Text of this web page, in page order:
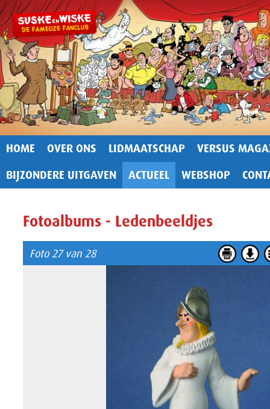
HOME OVER ONS LIDMAATSCHAP
VERSUS
BIJZONDERE UITGAVEN
ACTUEEL WEBSHOP
Fotoalbums - Ledenbeeldjes
Foto 27 van 28